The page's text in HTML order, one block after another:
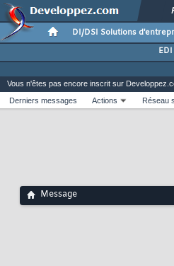
DI/DSI Solutions
EDI
Vous n'êtes pas encore inscrit sur
Derniers messages
Actions Réseau
Message